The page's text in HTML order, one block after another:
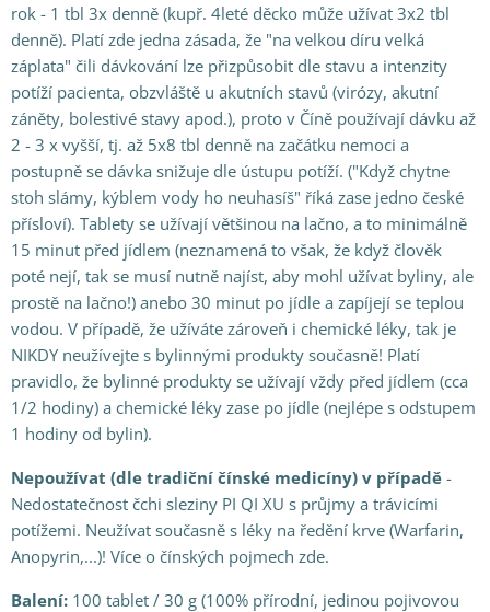
rok - 1 tbl 3x denně (kupř. 4leté děcko může užívat 3x2 tbl
denně). Platí zde jedna zásada, že "na velkou díru velká
záplata" čili dávkování lze přizpůsobit dle stavu a intenzity
potíží pacienta, obzvláště u akutních stavů (virózy, akutní
záněty, bolestivé stavy apod.), proto v Číně používají dávku až
2 - 3 x vyšší, tj. až 5x8 tbl denně na začátku nemoci a
postupně se dávka snižuje dle ústupu potíží. ("Když chytne
stoh slámy, kýblem vody ho neuhasíš" říká zase jedno české
přísloví). Tablety se užívají většinou na lačno, a to minimálně
15 minut před jídlem (neznamená to však, že když člověk
poté nejí, tak se musí nutně najíst, aby mohl užívat byliny, ale
prostě na lačno!) anebo 30 minut po jídle a zapíjejí se teplou
vodou. V případě, že užíváte zároveň i chemické léky, tak je
NIKDY neužívejte s bylinnými produkty současně! Platí
pravidlo, že bylinné produkty se užívají vždy před jídlem (cca
1/2 hodiny) a chemické léky zase po jídle (nejlépe s odstupem
1 hodiny od bylin).
Nepoužívat (dle tradiční čínské medicíny) v případě -
Nedostatečnost čchi sleziny PI QI XU s průjmy a trávicími
potížemi. Neužívat současně s léky na ředění krve (Warfarin,
Anopyrin,...)! Více o čínských pojmech zde.
Balení: 100 tablet / 30 g (100% přírodní, jedinou pojivovou